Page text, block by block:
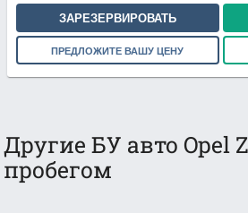
ЗАРЕЗЕРВИРОВАТЬ
ПРЕДЛОЖИТЕ ВАШУ ЦЕНУ
Другие БУ авто Opel
пробегом